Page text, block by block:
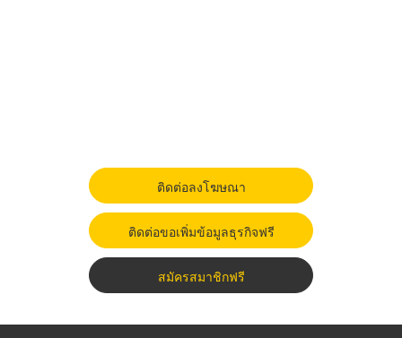
ติดต่อลงโฆษณา
ติดต่อขอเพิ่มข้อมูลธุรกิจฟรี
สมัครสมาชิกฟรี